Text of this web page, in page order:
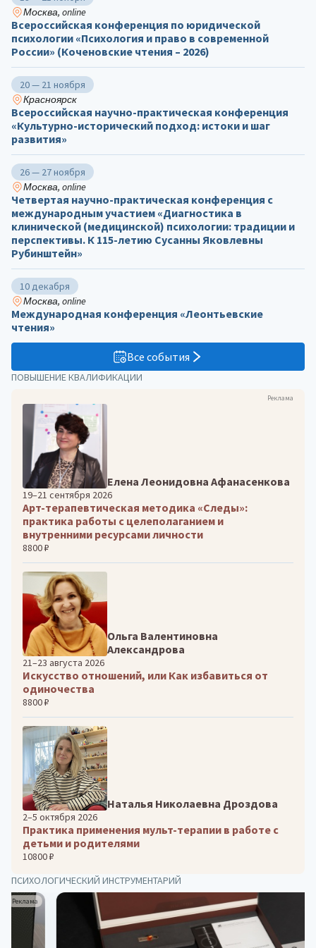
ПОВЫШЕНИЕ КВАЛИФИКАЦИИ
Реклама
Елена Леонидовна Афанасенкова
19–21 сентября 2026
Арт-терапевтическая методика «Следы»:
практика работы с целеполаганием и
внутренними ресурсами личности
8800 ₽
Ольга Валентиновна
Александрова
21–23 августа 2026
Искусство отношений, или Как избавиться от
одиночества
8800 ₽
Наталья Николаевна Дроздова
2–5 октября 2026
Практика применения мульт‑терапии в работе с
детьми и родителями
10800 ₽
ПСИХОЛОГИЧЕСКИЙ ИНСТРУМЕНТАРИЙ
Москва, online
Всероссийская конференция по юридической
психологии «Психология и право в современной
России» (Коченовские чтения – 2026)
20 — 21 ноября
Красноярск
Всероссийская научно-практическая конференция
«Культурно-исторический подход: истоки и шаг
развития»
26 — 27 ноября
Москва, online
Четвертая научно-практическая конференция с
международным участием «Диагностика в
клинической (медицинской) психологии: традиции и
перспективы. К 115-летию Сусанны Яковлевны
Рубинштейн»
10 декабря
Москва, online
Международная конференция «Леонтьевские
чтения»
Все события